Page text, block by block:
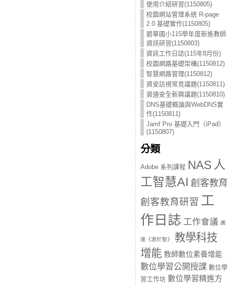
使用介紹研習(1150805)
校園網站管理系統 R-page
2.0 基礎實作(1150805)
碧華國小115學年度新進教師
資訊研習(1150803)
資訊工作日誌(115年8月份)
校園網路基礎架構(1150812)
智慧網路管理(1150812)
資安訪視常見議題(1150811)
資通安全新興議題(1150810)
DNS基礎概論與WebDNS實
作(1150811)
Jamf Pro 基礎入門（iPad）
(1150807)
分類
Adobe 系列課程 NAS 人
工智慧AI 創客教育
創客教育研習 工
作日誌 工作會議 廣
達《游於智》
教學科技
增能 教師數位素養增能
數位學習公開授課 數位學
習工作坊 數位學習精進方